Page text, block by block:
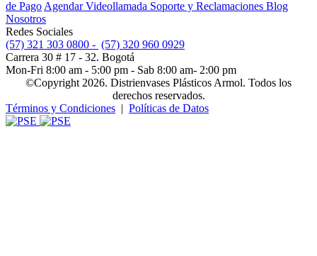
de Pago Agendar Videollamada Soporte y Reclamaciones Blog
Nosotros
Redes Sociales
(57) 321 303 0800 - (57) 320 960 0929
Carrera 30 # 17 - 32. Bogotá
Mon-Fri 8:00 am - 5:00 pm - Sab 8:00 am- 2:00 pm
©Copyright 2026. Distrienvases Plásticos Armol. Todos los
derechos reservados.
Términos y Condiciones | Políticas de Datos